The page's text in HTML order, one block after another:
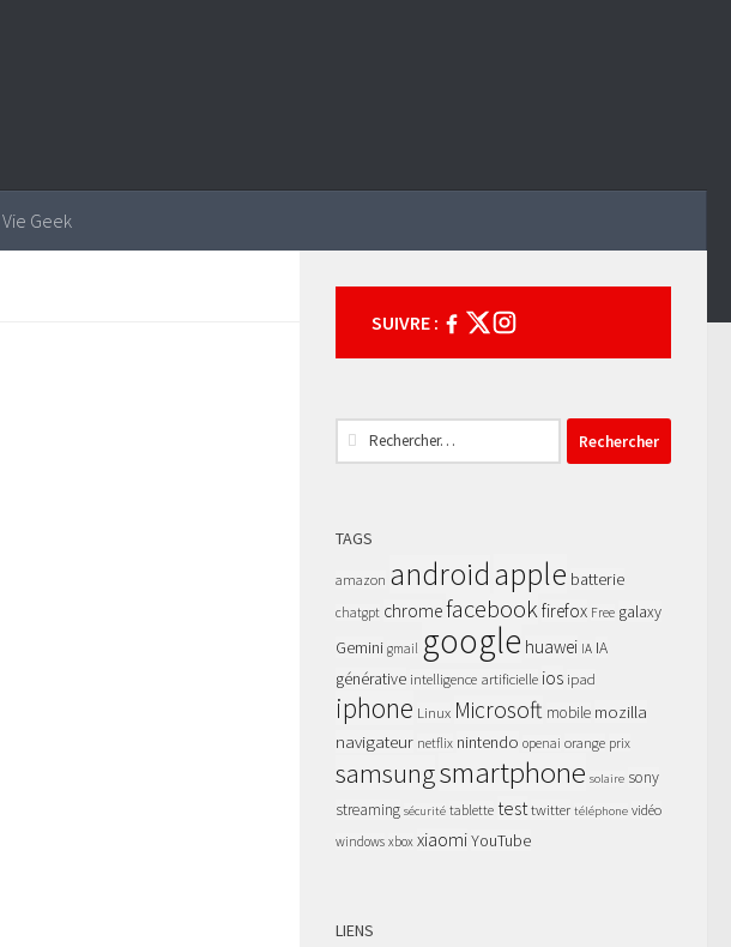
Vie Geek
SUIVRE :
Rechercher :
TAGS
amazon androidapple batterie
chatgpt chromefacebookfirefox Free galaxy
Gemini gmail google huawei IA IA
générative intelligence artificielle ios ipad
iphone Linux Microsoft mobile mozilla
navigateur netflix nintendo openai orange prix
samsungsmartphone solaire sony
streaming sécurité tablette testtwitter téléphone vidéo
windows xbox xiaomiYouTube
LIENS